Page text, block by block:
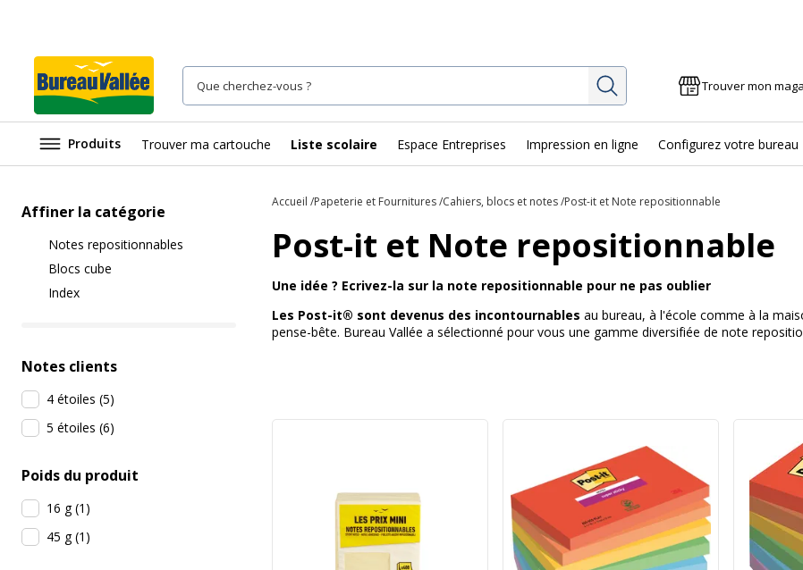
Rechercher Trouver mon
Produits Trouver ma cartouche Liste scolaire Espace Entreprises Impression en ligne Configurez votre bureau
Affiner la catégorie
Notes repositionnables
Blocs cube
Index
Notes clients
4 étoiles (5)
5 étoiles (6)
Poids du produit
16 g(1 )
45 g(1 )
Accueil Papeterie et Fournitures Cahiers, blocs et notes Post-it et Note repositionnable
Post-it et Note repositionnable
Une idée ? Ecrivez-la sur la note repositionnable pour ne pas oublier
Les Post-it® sont devenus des incontournables au bureau, à l'école comme à la
pense-bête. Bureau Vallée a sélectionné pour vous une gamme diversifiée de note